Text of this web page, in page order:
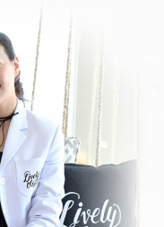
รี
บหมอ